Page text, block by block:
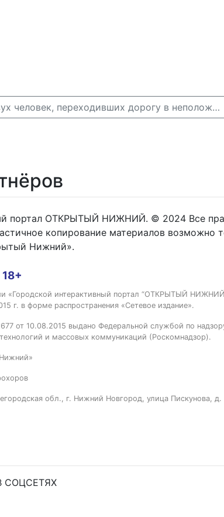
← В Семенове сбили двух человек, переходивших дорогу в неположенном месте
портал ОТКРЫТЫЙ НИЖНИЙ. © 2024 Все
копирование материалов возможно
Нижний».
18+
«Городской интерактивный портал “ОТКРЫТЫЙ
г. в форме распространения «Сетевое издание».
от 10.08.2015 выдано Федеральной службой по
и массовых коммуникаций (Роскомнадзор).
обл., г. Нижний Новгород, улица Пискунова, д.
СОЦСЕТЯХ